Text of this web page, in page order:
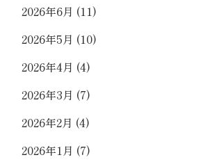
2026年6月 (11)
2026年5月 (10)
2026年4月 (4)
2026年3月 (7)
2026年2月 (4)
2026年1月 (7)